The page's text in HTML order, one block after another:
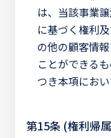
は、当該事業
に基づく権利
の他の顧客情
ことができる
つき本項にお
第15条 (権利帰